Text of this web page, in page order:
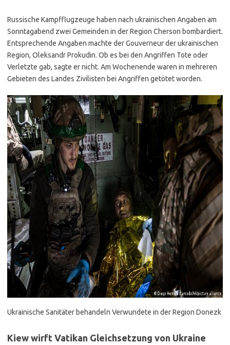
Russische Kampfflugzeuge haben nach ukrainischen Angaben am
Sonntagabend zwei Gemeinden in der Region Cherson bombardiert.
Entsprechende Angaben machte der Gouverneur der ukrainischen
Region, Oleksandr Prokudin. Ob es bei den Angriffen Tote oder
Verletzte gab, sagte er nicht. Am Wochenende waren in mehreren
Gebieten des Landes Zivilisten bei Angriffen getötet worden.
Ukrainische Sanitäter behandeln Verwundete in der Region Donezk
Kiew wirft Vatikan Gleichsetzung von Ukraine